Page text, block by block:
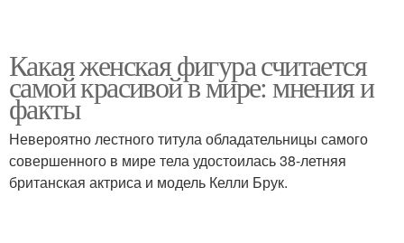
Какая женская фигура считается
самой красивой в мире: мнения и
факты
Невероятно лестного титула обладательницы самого
совершенного в мире тела удостоилась 38-летняя
британская актриса и модель Келли Брук.